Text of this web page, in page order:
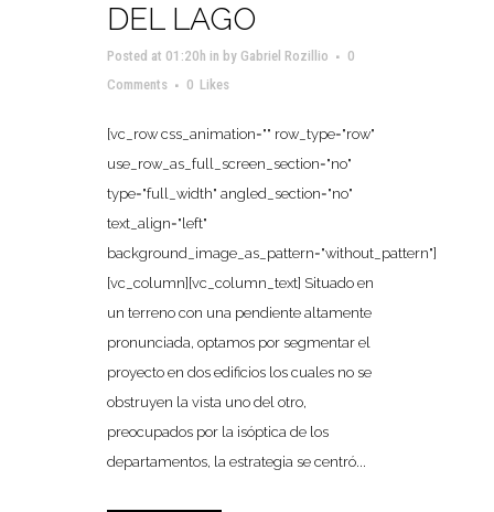
DEL LAGO
Posted at 01:20h in by Gabriel Rozillio
0
Comments
0 Likes
[vc_row css_animation="" row_type="row"
use_row_as_full_screen_section="no"
type="full_width" angled_section="no"
text_align="left"
background_image_as_pattern="without_pattern"]
[vc_column][vc_column_text] Situado en
un terreno con una pendiente altamente
pronunciada, optamos por segmentar el
proyecto en dos edificios los cuales no se
obstruyen la vista uno del otro,
preocupados por la isóptica de los
departamentos, la estrategia se centró...